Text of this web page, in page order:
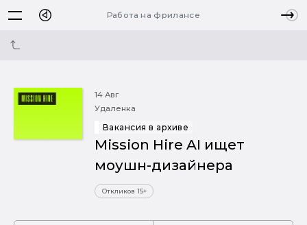
Работа на фрилансе
14 Авг
Удаленка
Вакансия в архиве
Mission Hire AI ищет
моушн-дизайнера
Откликов 15+